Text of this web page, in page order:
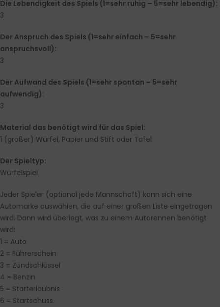
Die Lebendigkeit des Spiels (1=sehr ruhig – 5=sehr lebendig):
3
Der Anspruch des Spiels (1=sehr einfach – 5=sehr
anspruchsvoll):
3
Der Aufwand des Spiels (1=sehr spontan – 5=sehr
aufwendig):
3
Material das benötigt wird für das Spiel:
1 (großer) Würfel, Papier und Stift oder Tafel
Der Spieltyp:
Würfelspiel
Jeder Spieler (optional jede Mannschaft) kann sich eine
Automarke auswählen, die auf einer großen Liste eingetragen
wird. Dann wird überlegt, was zu einem Autorennen benötigt
wird:
1 = Auto
2 = Führerschein
3 = Zündschlüssel
4 = Benzin
5 = Starterlaubnis
6 = Startschuss.